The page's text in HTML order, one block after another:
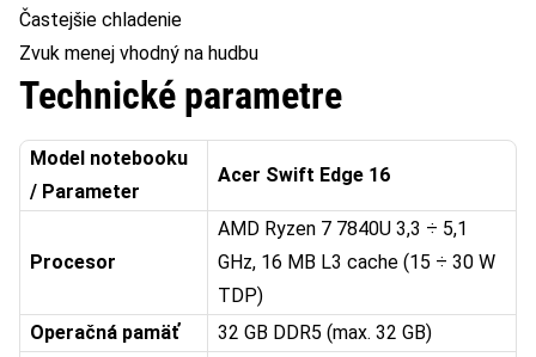
Častejšie chladenie
Zvuk menej vhodný na hudbu
Technické parametre
Model notebooku
/ Parameter
Acer Swift Edge 16
Procesor
AMD Ryzen 7 7840U 3,3 ÷ 5,1
GHz, 16 MB L3 cache (15 ÷ 30 W
TDP)
Operačná pamäť
32 GB DDR5 (max. 32 GB)